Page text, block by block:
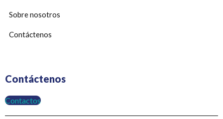
Sobre nosotros
Contáctenos
Contáctenos
Contactos